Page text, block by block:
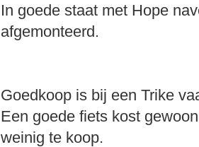
In goede staat met Hope
afgemonteerd.
Goedkoop is bij een Trike
Een goede fiets kost
weinig te koop.